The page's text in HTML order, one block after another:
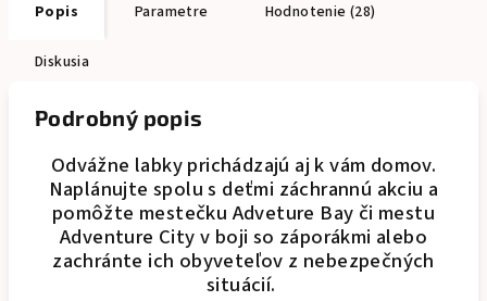
Popis Parametre Hodnotenie (28)
Diskusia
Podrobný popis
Odvážne labky prichádzajú aj k vám domov.
Naplánujte spolu s deťmi záchrannú akciu a
pomôžte mestečku Adveture Bay či mestu
Adventure City v boji so záporákmi alebo
zachránte ich obyveteľov z nebezpečných
situácií.